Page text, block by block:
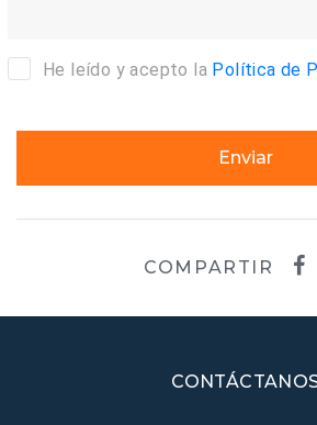
He leído y acepto la Política de
Enviar
COMPARTIR